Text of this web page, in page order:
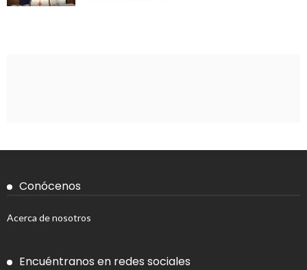
Conócenos
Acerca de nosotros
Encuéntranos en redes sociales